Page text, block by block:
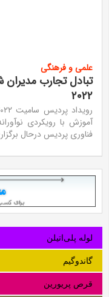
علمی و فرهنگی
تبادل تجارب
۲۰۲۲
آموزش با رویکردی
فناوری پردیس درحال
لوله‌ پلی‌اتیلن
گاندوگیم
قرص پریورین